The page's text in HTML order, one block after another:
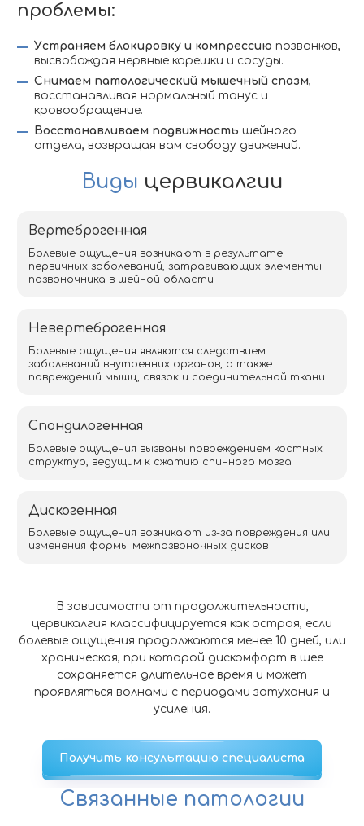
проблемы:
Устраняем блокировку и компрессию позвонков,
высвобождая нервные корешки и сосуды.
Снимаем патологический мышечный спазм,
восстанавливая нормальный тонус и
кровообращение.
Восстанавливаем подвижность шейного
отдела, возвращая вам свободу движений.
Виды цервикалгии
Вертеброгенная
Болевые ощущения возникают в результате
первичных заболеваний, затрагивающих элементы
позвоночника в шейной области
Невертеброгенная
Болевые ощущения являются следствием
заболеваний внутренних органов, а также
повреждений мышц, связок и соединительной ткани
Спондилогенная
Болевые ощущения вызваны повреждением костных
структур, ведущим к сжатию спинного мозга
Дискогенная
Болевые ощущения возникают из-за повреждения или
изменения формы межпозвоночных дисков
В зависимости от продолжительности,
цервикалгия классифицируется как острая, если
болевые ощущения продолжаются менее 10 дней, или
хроническая, при которой дискомфорт в шее
сохраняется длительное время и может
проявляться волнами с периодами затухания и
усиления.
Получить консультацию специалиста
Связанные патологии